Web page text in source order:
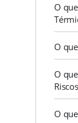
O
O
O
Riscos
O